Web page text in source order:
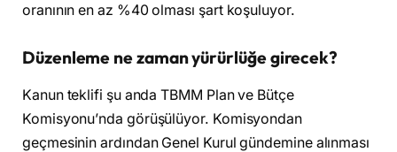
oranının en az %40 olması şart koşuluyor.
Düzenleme ne zaman yürürlüğe girecek?
Kanun teklifi şu anda TBMM Plan ve Bütçe
Komisyonu’nda görüşülüyor. Komisyondan
geçmesinin ardından Genel Kurul gündemine alınması